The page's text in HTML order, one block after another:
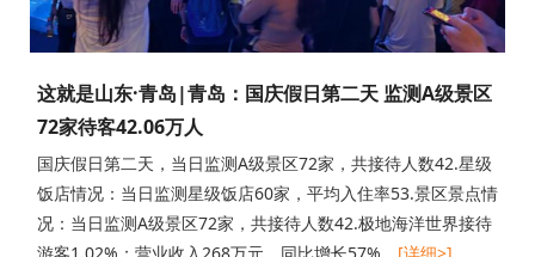
这就是山东·青岛|青岛：国庆假日第二天 监测A级景区
72家待客42.06万人
国庆假日第二天，当日监测A级景区72家，共接待人数42.星级
饭店情况：当日监测星级饭店60家，平均入住率53.景区景点情
况：当日监测A级景区72家，共接待人数42.极地海洋世界接待